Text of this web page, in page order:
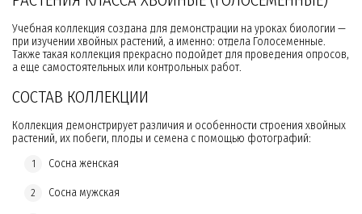
Учебная коллекция создана для демонстрации на уроках биологии —
при изучении хвойных растений, а именно: отдела Голосеменные.
Также такая коллекция прекрасно подойдет для проведения опросов,
а еще самостоятельных или контрольных работ.
СОСТАВ КОЛЛЕКЦИИ
Коллекция демонстрирует различия и особенности строения хвойных
растений, их побеги, плоды и семена с помощью фотографий:
Сосна женская
Сосна мужская